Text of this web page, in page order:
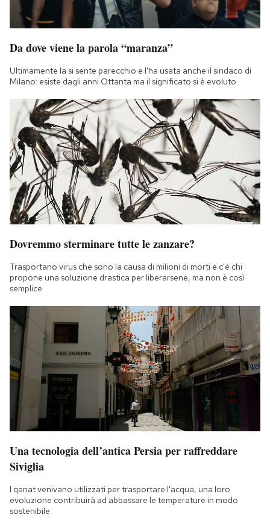
Da dove viene la parola “maranza”
Ultimamente la si sente parecchio e l'ha usata anche il sindaco di
Milano: esiste dagli anni Ottanta ma il significato si è evoluto
Dovremmo sterminare tutte le zanzare?
Trasportano virus che sono la causa di milioni di morti e c'è chi
propone una soluzione drastica per liberarsene, ma non è così
semplice
Una tecnologia dell’antica Persia per raffreddare
Siviglia
I qanat venivano utilizzati per trasportare l'acqua, una loro
evoluzione contribuirà ad abbassare le temperature in modo
sostenibile